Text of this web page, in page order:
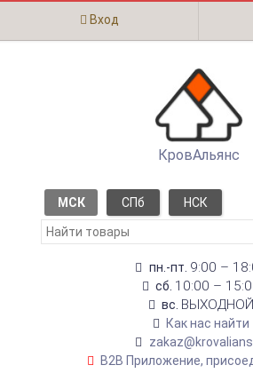
Вход
КровАльянс
МСК СПб НСК
пн.-пт. 9:00 –
сб. 10:00 –
вс. ВЫХОДНОЙ
Как нас найти
B2B Приложение,